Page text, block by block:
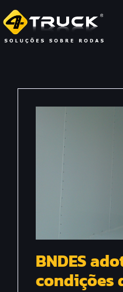
BNDES
condições